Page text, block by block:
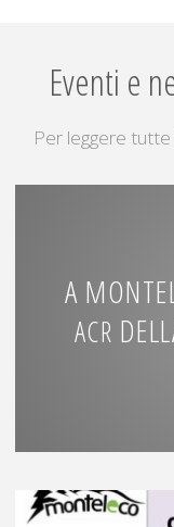
Eventi e
Per leggere
A
ACR